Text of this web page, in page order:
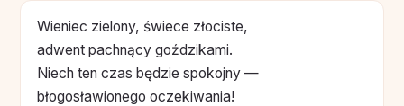
Wieniec zielony, świece złociste,
adwent pachnący goździkami.
Niech ten czas będzie spokojny —
błogosławionego oczekiwania!